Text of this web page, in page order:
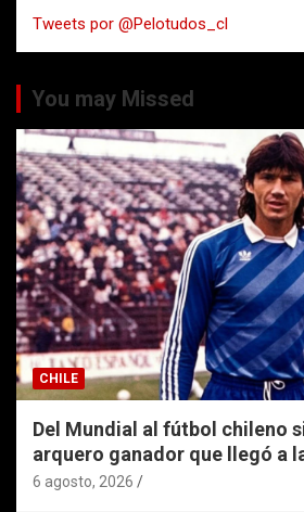
r
Tweets por @Pelotudos_cl
You may Missed
CHILE
Del Mundial al fútbol chileno
arquero ganador que llegó a
6 agosto, 2026